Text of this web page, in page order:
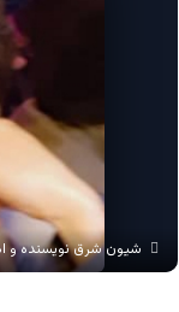
شیون شرق نویسنده و